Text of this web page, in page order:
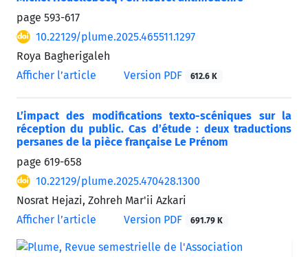
page 593-617
10.22129/plume.2025.465511.1297
Roya Bagherigaleh
Afficher l’article
Version PDF 612.6 K
L’impact des modifications texto-scéniques sur la
réception du public. Cas d’étude : deux traductions
persanes de la pièce française Le Prénom
page 619-658
10.22129/plume.2025.470428.1300
Nosrat Hejazi, Zohreh Mar'ii Azkari
Afficher l’article
Version PDF 691.79 K